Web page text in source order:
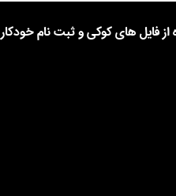
فایل های کوکی و ثبت نام خودکار